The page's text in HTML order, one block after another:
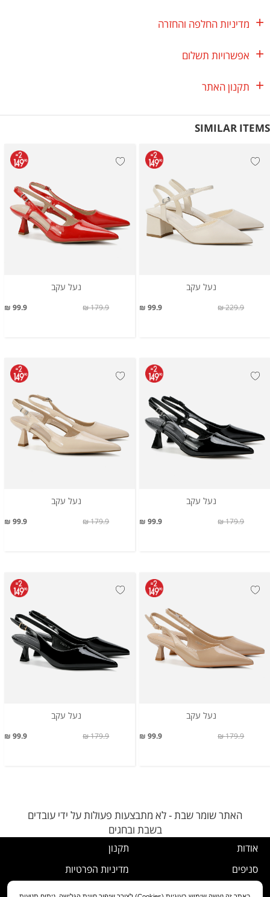
מדיניות החלפה והחזרה
אפשרויות תשלום
תקנון האתר
SIMILAR ITEMS
נעל עקב
99.9 ₪ 229.9 ₪
נעל עקב
99.9 ₪ 179.9 ₪
נעל עקב
99.9 ₪ 179.9 ₪
נעל עקב
99.9 ₪ 179.9 ₪
נעל עקב
99.9 ₪ 179.9 ₪
נעל עקב
99.9 ₪ 179.9 ₪
האתר שומר שבת - לא מתבצעות פעולות על ידי עובדים
בשבת ובחגים
אודות
סניפים
תקנון
מדיניות הפרטיות
נוהל ביטול עסקה